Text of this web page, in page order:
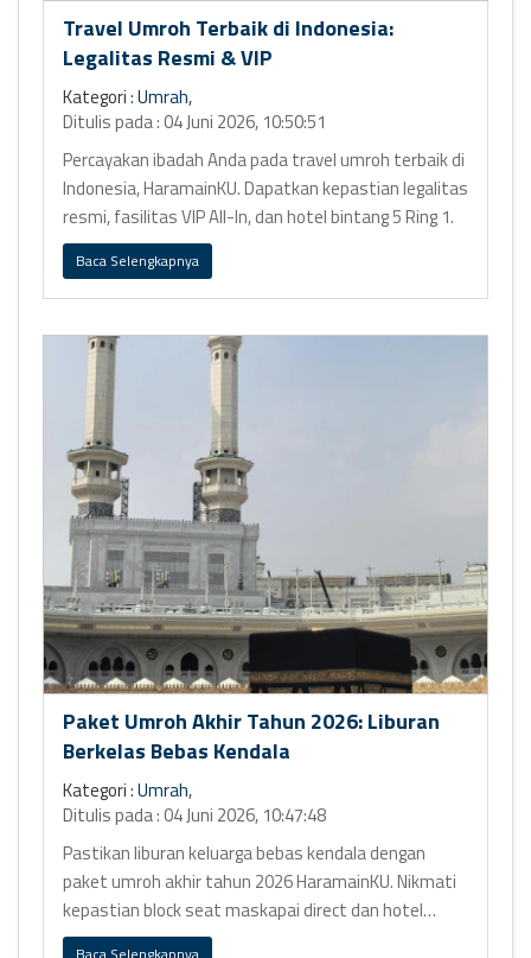
Travel Umroh Terbaik di Indonesia:
Legalitas Resmi & VIP
Kategori :Umrah,
Ditulis pada : 04 Juni 2026, 10:50:51
Percayakan ibadah Anda pada travel umroh terbaik di
Indonesia, HaramainKU. Dapatkan kepastian legalitas
resmi, fasilitas VIP All-In, dan hotel bintang 5 Ring 1.
Baca Selengkapnya
Paket Umroh Akhir Tahun 2026: Liburan
Berkelas Bebas Kendala
Kategori :Umrah,
Ditulis pada : 04 Juni 2026, 10:47:48
Pastikan liburan keluarga bebas kendala dengan
paket umroh akhir tahun 2026 HaramainKU. Nikmati
kepastian block seat maskapai direct dan hotel
bintang 5 Ring 1.